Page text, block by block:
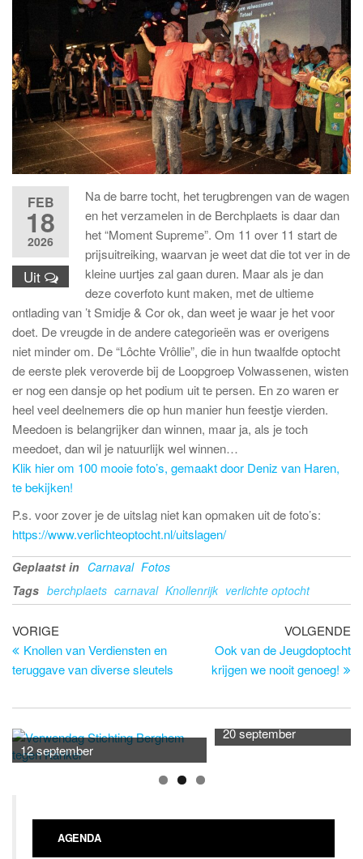
FEB
18
2026
Uit
Na de barre tocht, het terugbrengen van de wagen
en het verzamelen in de Berchplaets is daar dan
het “Moment Supreme”. Om 11 over 11 start de
prijsuitreiking, waarvan je weet dat die tot ver in de
kleine uurtjes zal gaan duren. Maar als je dan
deze coverfoto kunt maken, met de ultieme
ontlading van ’t Smidje & Cor ok, dan weet je waar je het voor
doet. De vreugde in de andere categorieën was er overigens
niet minder om. De “Lôchte Vrôllie”, die in hun twaalfde optocht
de eerste plek veroverde bij de Loopgroep Volwassenen, wisten
er nog een dansje op het podium uit te persen. En zo waren er
heel veel deelnemers die op hun manier hun feestje vierden.
Meedoen is belangrijker dan winnen, maar ja, als je toch
meedoet, dan wil je natuurlijk wel winnen…
Klik hier om 100 mooie foto’s, gemaakt door Deniz van Haren,
te bekijken!
P.s. voor zover je de uitslag niet kan opmaken uit de foto’s:
https://www.verlichteoptocht.nl/uitslagen/
Geplaatst in Carnaval Fotos
Tags berchplaets carnaval Knollenrijk verlichte optocht
Bericht
navigatie
Vorig
bericht
VORIGE
Knollen van Verdiensten en
teruggave van diverse sleutels
VOLGENDE
Ook van de Jeugdoptocht
krijgen we nooit genoeg!
12 september
20 september
AGENDA